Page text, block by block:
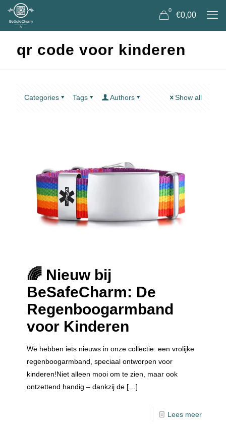
0
€0,00
qr code voor kinderen
Categories Tags Authors Show all
🌈 Nieuw bij
BeSafeCharm: De
Regenboogarmband
voor Kinderen
We hebben iets nieuws in onze collectie: een vrolijke
regenboogarmband, speciaal ontworpen voor
kinderen!Niet alleen mooi om te zien, maar ook
ontzettend handig – dankzij de […]
Lees meer